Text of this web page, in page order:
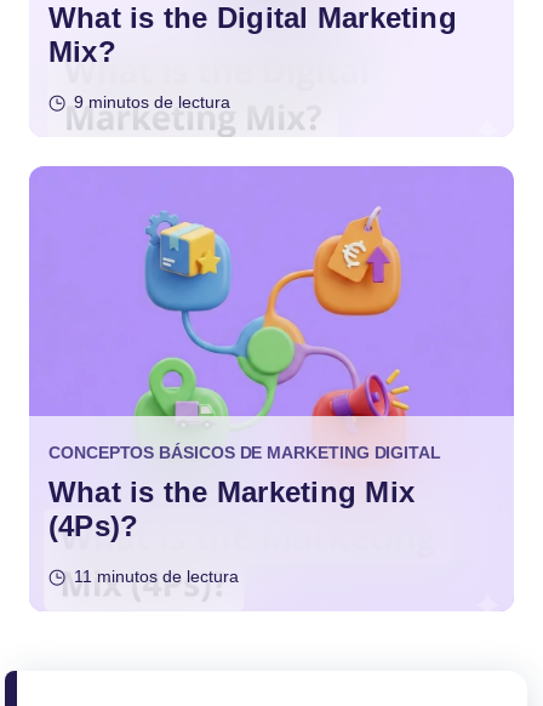
What is the Digital Marketing
Mix?
9 minutos de lectura
CONCEPTOS BÁSICOS DE MARKETING DIGITAL
What is the Marketing Mix
(4Ps)?
11 minutos de lectura